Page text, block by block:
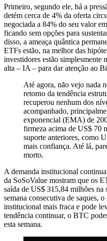
Primeiro, segundo ele, há a
detém cerca de 4% da oferta
negociada a 84% do seu valor
ficando sem opções para
disso, a ameaça quântica
ETFs estão, na melhor das
investidores estão simplesmente
alta – IA – para dar atenção ao
Até agora, não vejo nada
retorno da tendência
recuperou nenhum dos
acompanhado,
exponencial (EMA) de
firmeza acima de US$ 70
suporte anteriores, como
mais confiança. Até lá,
morto.
A demanda institucional
da SoSoValue mostram que os
saída de US$ 315,84 milhões na
semana consecutiva de saques,
institucional mais fraca e pode
tendência continuar, o BTC
esta semana.